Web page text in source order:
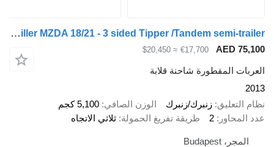
Meiller MZDA 18/21 - 3 sided Tipper /Tandem semi-trailer
AED 75,100
€17,700
≈ $20,450
العربات المقطورة شاحنة قلابة
2013
نظام التعليق زنبرك/زنبرك الوزن الصافي 5,100 كجم
عدد المحاور
2 طريقة تفريغ الحمولة ثلاثي الاتجاه
المجر، Budapest